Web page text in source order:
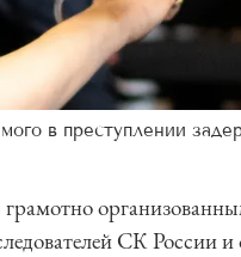
в преступлении
СК России и